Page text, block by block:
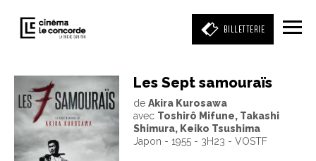
BILLETTERIE
Entrez votre mot clé
(film, réalisateur, acteur, événement)
Les Sept samouraïs
de Akira Kurosawa
avec Toshirô Mifune, Takashi
Shimura, Keiko Tsushima
Japon - 1955 - 3H23 - VOSTF